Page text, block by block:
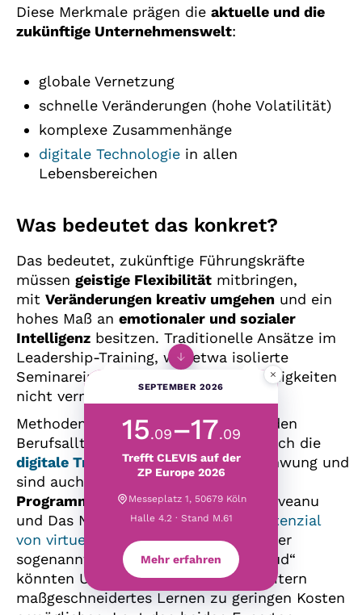
Diese Merkmale prägen die aktuelle und die
zukünftige Unternehmenswelt:
globale Vernetzung
schnelle Veränderungen (hohe Volatilität)
komplexe Zusammenhänge
digitale Technologie in allen
Lebensbereichen
Was bedeutet das konkret?
Das bedeutet, zukünftige Führungskräfte
müssen geistige Flexibilität mitbringen,
mit Veränderungen kreativ umgehen und ein
hohes Maß an emotionaler und sozialer
Intelligenz besitzen. Traditionelle Ansätze im
Leadership-Training, wie etwa isolierte
Seminareinheiten, können solche Fähigkeiten
nicht vermitteln.
Methoden, die das Lernen besser in den
Berufsalltag integrieren, erfahren durch die
digitale Transformationeinen Aufschwung und
sind auch in
Leadership-
Programmen
nützlich: Mihnea Moldoveanu
und Das Narayandas betonen das
Potenzial
von virtuellen Lernmethoden. Mit einer
sogenannten „Personal Learning Cloud“
könnten Unternehmen ihren Mitarbeitern
maßgeschneidertes Lernen zu geringen Kosten
×
SEPTEMBER 2026
15.09–17.09
Trefft CLEVIS auf der
ZP Europe 2026
Messeplatz 1, 50679 Köln
Halle 4.2 · Stand M.61
Mehr erfahren